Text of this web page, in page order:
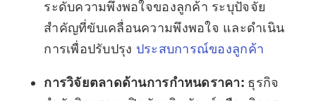
ระดับความพึงพอใจของลูกค้า ระบุปัจจัย
สำคัญที่ขับเคลื่อนความพึงพอใจ และดำเนิน
การเพื่อปรับปรุง ประสบการณ์ของลูกค้า
การวิจัยตลาดด้านการกำหนดราคา:ธุรกิจ